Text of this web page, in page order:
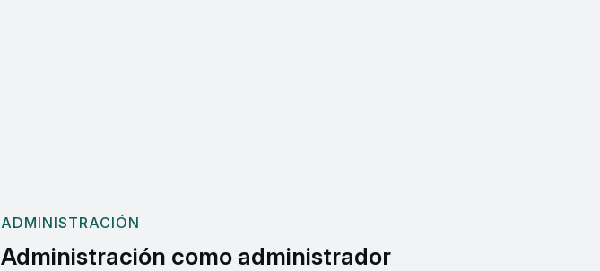
ADMINISTRACIÓN
Administración como administrador